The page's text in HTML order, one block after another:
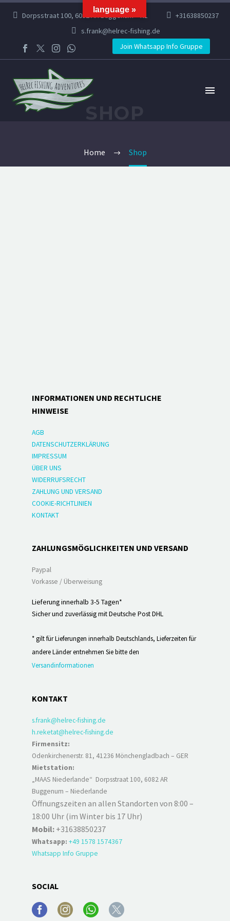
Dorpsstraat 100, 6082 AR Buggenum – NL
+31638850237
s.frank@helrec-fishing.de
Join Whatsapp Info Gruppe
Home Shop
INFORMATIONEN UND RECHTLICHE
HINWEISE
AGB
DATENSCHUTZERKLÄRUNG
IMPRESSUM
ÜBER UNS
WIDERRUFSRECHT
ZAHLUNG UND VERSAND
COOKIE-RICHTLINIEN
KONTAKT
ZAHLUNGSMÖGLICHKEITEN UND VERSAND
Paypal
Vorkasse / Überweisung
Lieferung innerhalb 3-5 Tagen*
Sicher und zuverlässig mit Deutsche Post DHL
* gilt für Lieferungen innerhalb Deutschlands, Lieferzeiten für
andere Länder entnehmen Sie bitte den
Versandinformationen
KONTAKT
s.frank@helrec-fishing.de
h.reketat@helrec-fishing.de
Firmensitz:
Odenkirchenerstr. 81, 41236 Mönchengladbach – GER
Mietstation:
„MAAS Niederlande“ Dorpsstraat 100, 6082 AR
Buggenum – Niederlande
Öffnungszeiten an allen Standorten von 8:00 –
18:00 Uhr (im Winter bis 17 Uhr)
Mobil: +31638850237
Whatsapp: +49 1578 1574367
Whatsapp Info Gruppe
SOCIAL
language »